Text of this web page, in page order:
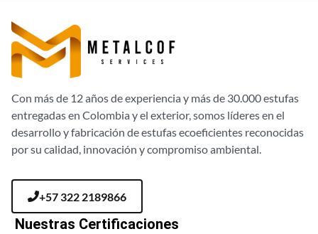
Con más de 12 años de experiencia y más de 30.000 estufas
entregadas en Colombia y el exterior, somos líderes en el
desarrollo y fabricación de estufas ecoeficientes reconocidas
por su calidad, innovación y compromiso ambiental.
+57 322 2189866
Nuestras Certificaciones